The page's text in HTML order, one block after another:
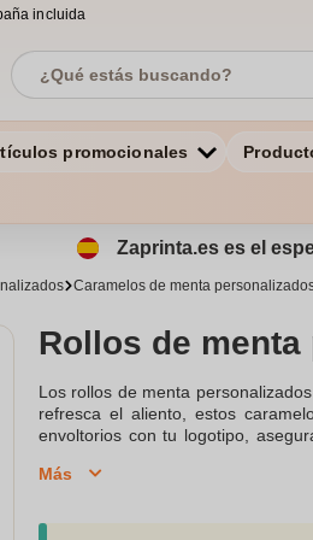
incluida
promocionales
Zaprinta.es es el
Caramelos de menta
Rollos de
Los rollos de menta
refresca el aliento, estos
envoltorios con tu logotipo,
tipos de caramelos. Ideales como
apreciarán el esfuerzo adicional
Más